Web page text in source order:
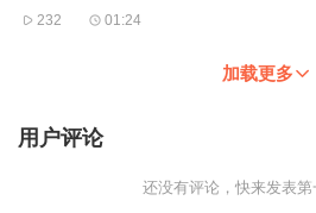
232 01:24
加载更多
用户评论
还没有评论，快来发表第